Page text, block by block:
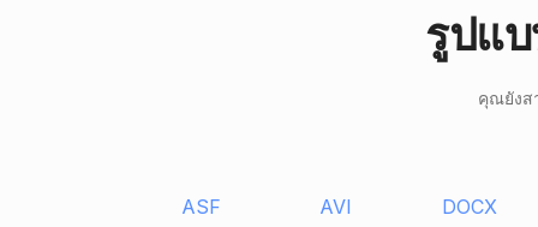
รูปแ
คุณยังส
ASF AVI DOCX